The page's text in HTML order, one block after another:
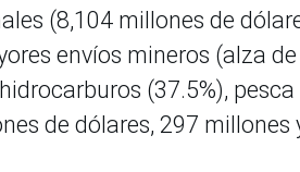
(8,104 millones de
envíos mineros (alza
(37.5%),
de dólares, 297